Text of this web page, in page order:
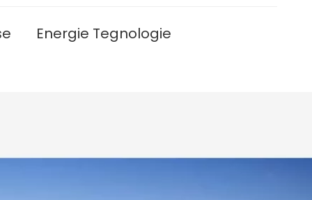
Energie Tegnologie